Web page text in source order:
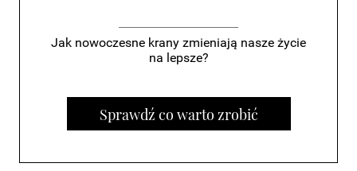
Jak nowoczesne krany zmieniają nasze życie
na lepsze?
Sprawdź co warto zrobić